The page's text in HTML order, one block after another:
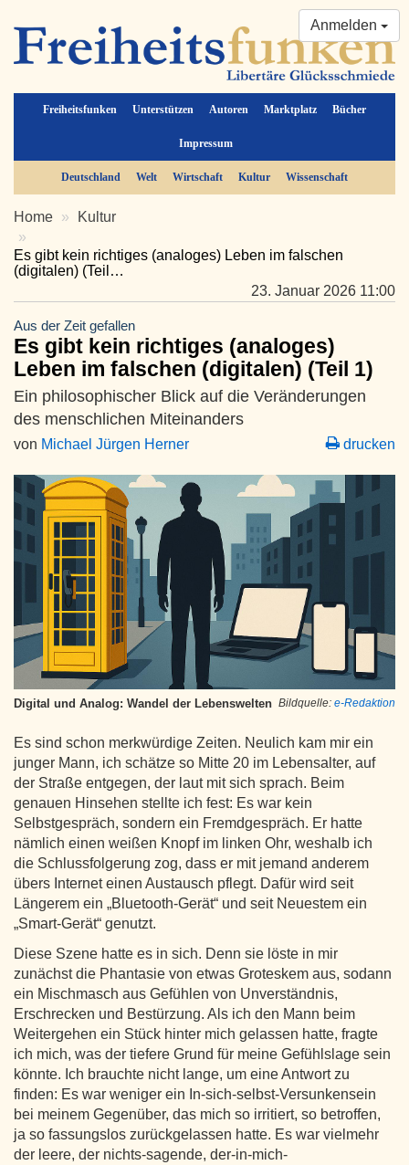
Freiheitsfunken Unterstützen Autoren Marktplatz Bücher
Impressum
Anmelden
Deutschland Welt Wirtschaft Kultur Wissenschaft
Home Kultur
Es gibt kein richtiges (analoges) Leben im falschen
(digitalen) (Teil…
23. Januar 2026 11:00
Aus der Zeit gefallen
Es gibt kein richtiges (analoges)
Leben im falschen (digitalen) (Teil 1)
Ein philosophischer Blick auf die Veränderungen
des menschlichen Miteinanders
von Michael Jürgen Herner drucken
Bildquelle: e-Redaktion
Digital und Analog: Wandel der Lebenswelten
Es sind schon merkwürdige Zeiten. Neulich kam mir ein
junger Mann, ich schätze so Mitte 20 im Lebensalter, auf
der Straße entgegen, der laut mit sich sprach. Beim
genauen Hinsehen stellte ich fest: Es war kein
Selbstgespräch, sondern ein Fremdgespräch. Er hatte
nämlich einen weißen Knopf im linken Ohr, weshalb ich
die Schlussfolgerung zog, dass er mit jemand anderem
übers Internet einen Austausch pflegt. Dafür wird seit
Längerem ein „Bluetooth-Gerät“ und seit Neuestem ein
„Smart-Gerät“ genutzt.
Diese Szene hatte es in sich. Denn sie löste in mir
zunächst die Phantasie von etwas Groteskem aus, sodann
ein Mischmasch aus Gefühlen von Unverständnis,
Erschrecken und Bestürzung. Als ich den Mann beim
Weitergehen ein Stück hinter mich gelassen hatte, fragte
ich mich, was der tiefere Grund für meine Gefühlslage sein
könnte. Ich brauchte nicht lange, um eine Antwort zu
finden: Es war weniger ein In-sich-selbst-Versunkensein
bei meinem Gegenüber, das mich so irritiert, so betroffen,
ja so fassungslos zurückgelassen hatte. Es war vielmehr
der leere, der nichts-sagende, der-in-mich-